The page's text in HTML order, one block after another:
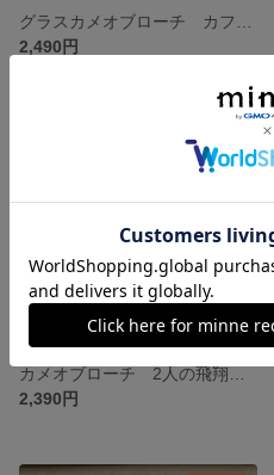
2,490円
2,390円